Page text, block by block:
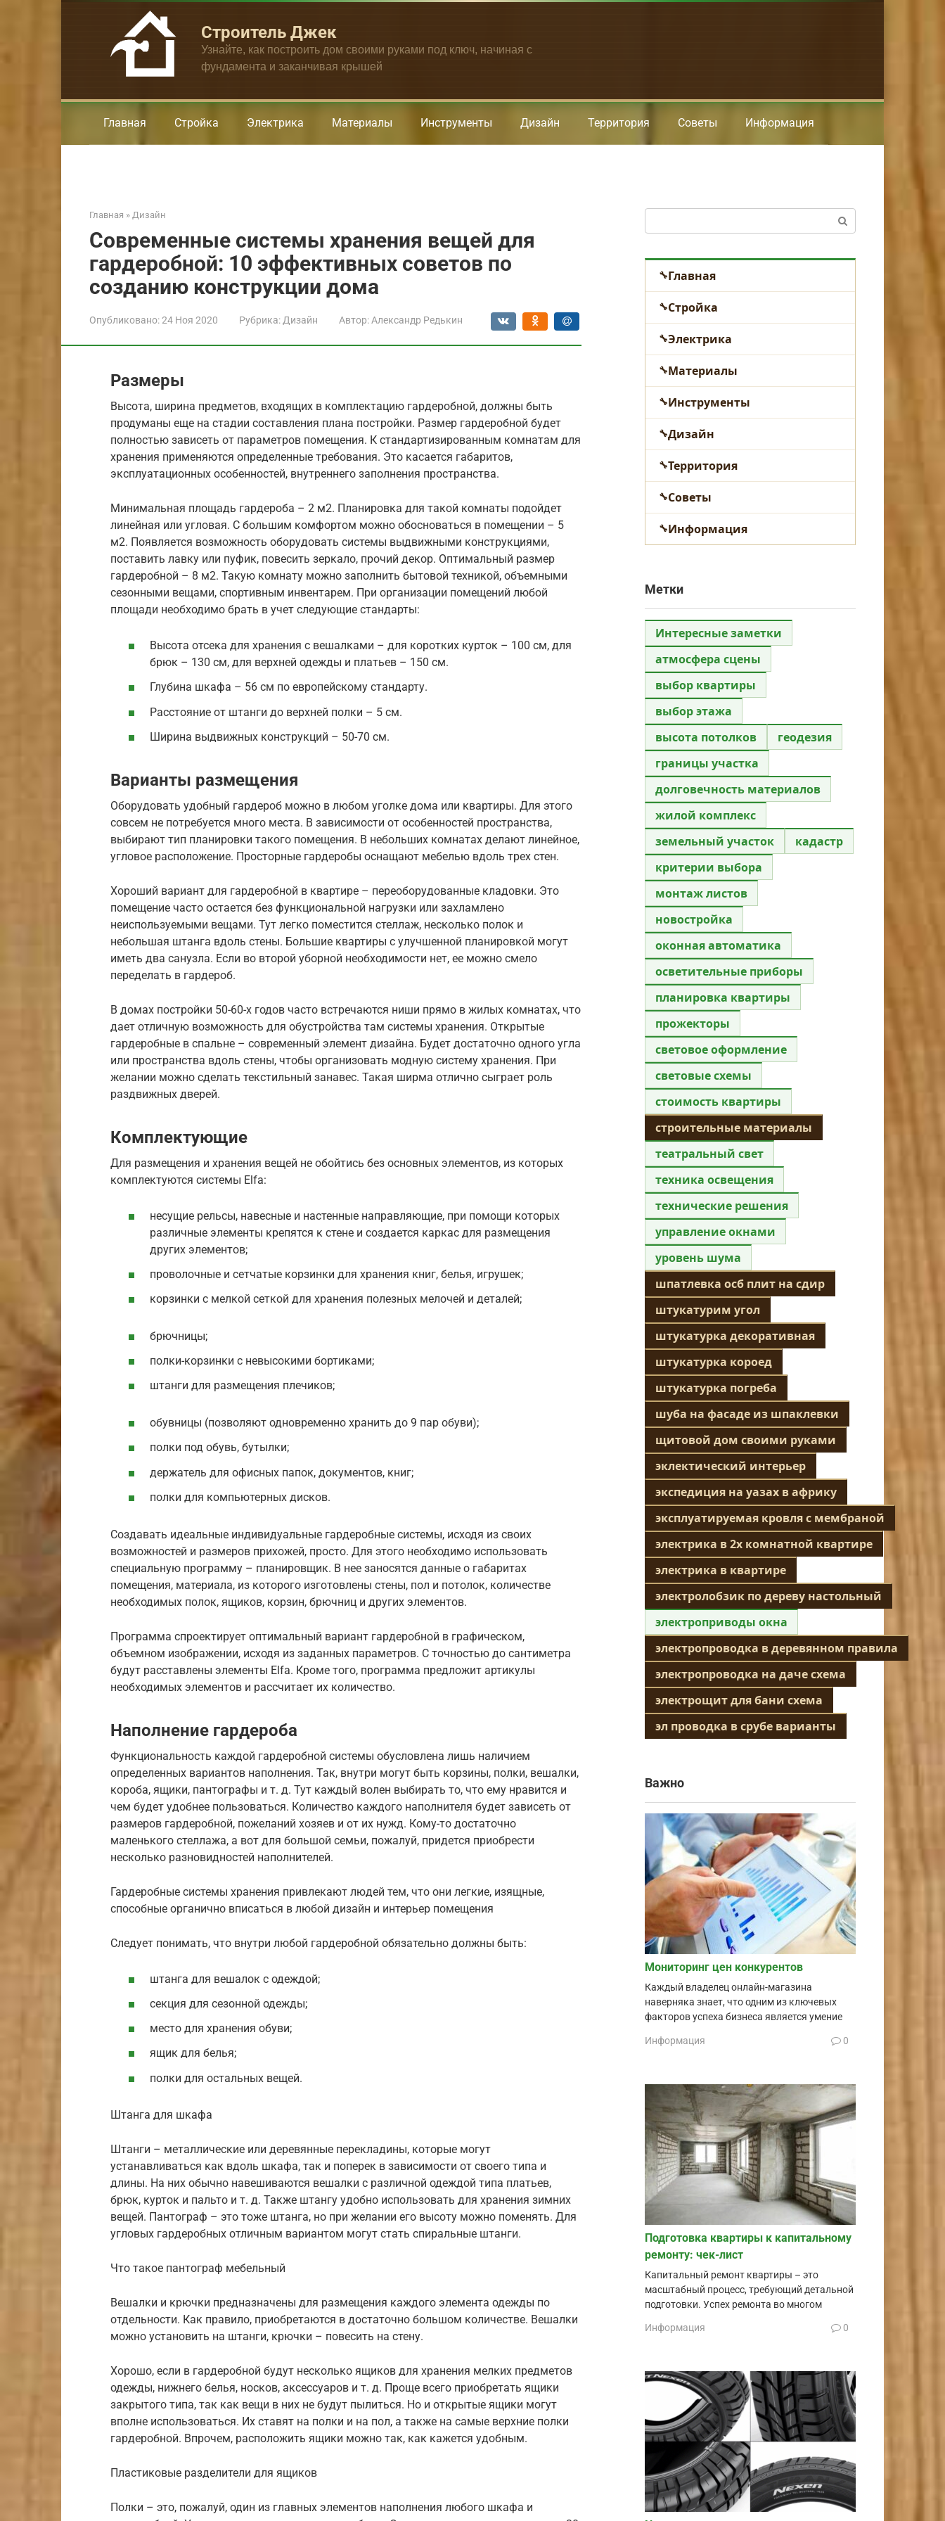
Строитель Джек
Узнайте, как построить дом своими руками под ключ, начиная с
фундамента и заканчивая крышей
Главная Стройка Электрика Материалы Инструменты Дизайн Территория Советы Информация
Главная » Дизайн
Современные системы хранения вещей для
гардеробной: 10 эффективных советов по
созданию конструкции дома
Опубликовано:24 Ноя 2020 Рубрика: Дизайн Автор: Александр Редькин
Размеры
Высота, ширина предметов, входящих в комплектацию гардеробной, должны быть
продуманы еще на стадии составления плана постройки. Размер гардеробной будет
полностью зависеть от параметров помещения. К стандартизированным комнатам для
хранения применяются определенные требования. Это касается габаритов,
эксплуатационных особенностей, внутреннего заполнения пространства.
Минимальная площадь гардероба – 2 м2. Планировка для такой комнаты подойдет
линейная или угловая. С большим комфортом можно обосноваться в помещении – 5
м2. Появляется возможность оборудовать системы выдвижными конструкциями,
поставить лавку или пуфик, повесить зеркало, прочий декор. Оптимальный размер
гардеробной – 8 м2. Такую комнату можно заполнить бытовой техникой, объемными
сезонными вещами, спортивным инвентарем. При организации помещений любой
площади необходимо брать в учет следующие стандарты:
Высота отсека для хранения с вешалками – для коротких курток – 100 см, для
брюк – 130 см, для верхней одежды и платьев – 150 см.
Глубина шкафа – 56 см по европейскому стандарту.
Расстояние от штанги до верхней полки – 5 см.
Ширина выдвижных конструкций – 50-70 см.
Варианты размещения
Оборудовать удобный гардероб можно в любом уголке дома или квартиры. Для этого
совсем не потребуется много места. В зависимости от особенностей пространства,
выбирают тип планировки такого помещения. В небольших комнатах делают линейное,
угловое расположение. Просторные гардеробы оснащают мебелью вдоль трех стен.
Хороший вариант для гардеробной в квартире – переоборудованные кладовки. Это
помещение часто остается без функциональной нагрузки или захламлено
неиспользуемыми вещами. Тут легко поместится стеллаж, несколько полок и
небольшая штанга вдоль стены. Большие квартиры с улучшенной планировкой могут
иметь два санузла. Если во второй уборной необходимости нет, ее можно смело
переделать в гардероб.
В домах постройки 50-60-х годов часто встречаются ниши прямо в жилых комнатах, что
дает отличную возможность для обустройства там системы хранения. Открытые
гардеробные в спальне – современный элемент дизайна. Будет достаточно одного угла
или пространства вдоль стены, чтобы организовать модную систему хранения. При
желании можно сделать текстильный занавес. Такая ширма отлично сыграет роль
раздвижных дверей.
Комплектующие
Для размещения и хранения вещей не обойтись без основных элементов, из которых
комплектуются системы Elfa:
несущие рельсы, навесные и настенные направляющие, при помощи которых
различные элементы крепятся к стене и создается каркас для размещения
других элементов;
проволочные и сетчатые корзинки для хранения книг, белья, игрушек;
корзинки с мелкой сеткой для хранения полезных мелочей и деталей;
брючницы;
полки-корзинки с невысокими бортиками;
штанги для размещения плечиков;
обувницы (позволяют одновременно хранить до 9 пар обуви);
полки под обувь, бутылки;
держатель для офисных папок, документов, книг;
полки для компьютерных дисков.
Создавать идеальные индивидуальные гардеробные системы, исходя из своих
возможностей и размеров прихожей, просто. Для этого необходимо использовать
специальную программу – планировщик. В нее заносятся данные о габаритах
помещения, материала, из которого изготовлены стены, пол и потолок, количестве
необходимых полок, ящиков, корзин, брючниц и других элементов.
Программа спроектирует оптимальный вариант гардеробной в графическом,
объемном изображении, исходя из заданных параметров. С точностью до сантиметра
будут расставлены элементы Elfa. Кроме того, программа предложит артикулы
необходимых элементов и рассчитает их количество.
Наполнение гардероба
Функциональность каждой гардеробной системы обусловлена лишь наличием
определенных вариантов наполнения. Так, внутри могут быть корзины, полки, вешалки,
короба, ящики, пантографы и т. д. Тут каждый волен выбирать то, что ему нравится и
чем будет удобнее пользоваться. Количество каждого наполнителя будет зависеть от
размеров гардеробной, пожеланий хозяев и от их нужд. Кому-то достаточно
маленького стеллажа, а вот для большой семьи, пожалуй, придется приобрести
несколько разновидностей наполнителей.
Гардеробные системы хранения привлекают людей тем, что они легкие, изящные,
способные органично вписаться в любой дизайн и интерьер помещения
Следует понимать, что внутри любой гардеробной обязательно должны быть:
штанга для вешалок с одеждой;
секция для сезонной одежды;
место для хранения обуви;
ящик для белья;
полки для остальных вещей.
Штанга для шкафа
Штанги – металлические или деревянные перекладины, которые могут
устанавливаться как вдоль шкафа, так и поперек в зависимости от своего типа и
длины. На них обычно навешиваются вешалки с различной одеждой типа платьев,
брюк, курток и пальто и т. д. Также штангу удобно использовать для хранения зимних
вещей. Пантограф – это тоже штанга, но при желании его высоту можно поменять. Для
угловых гардеробных отличным вариантом могут стать спиральные штанги.
Что такое пантограф мебельный
Вешалки и крючки предназначены для размещения каждого элемента одежды по
отдельности. Как правило, приобретаются в достаточно большом количестве. Вешалки
можно установить на штанги, крючки – повесить на стену.
Хорошо, если в гардеробной будут несколько ящиков для хранения мелких предметов
одежды, нижнего белья, носков, аксессуаров и т. д. Проще всего приобретать ящики
закрытого типа, так как вещи в них не будут пылиться. Но и открытые ящики могут
вполне использоваться. Их ставят на полки и на пол, а также на самые верхние полки
гардеробной. Впрочем, расположить ящики можно так, как кажется удобным.
Пластиковые разделители для ящиков
Полки – это, пожалуй, один из главных элементов наполнения любого шкафа и
Главная
Стройка
Электрика
Материалы
Инструменты
Дизайн
Территория
Советы
Информация
Метки
Интересные заметки
атмосфера сцены
выбор квартиры
выбор этажа
высота потолков
геодезия
границы участка
долговечность материалов
жилой комплекс
земельный участок
кадастр
критерии выбора
монтаж листов
новостройка
оконная автоматика
осветительные приборы
планировка квартиры
прожекторы
световое оформление
световые схемы
стоимость квартиры
строительные материалы
театральный свет
техника освещения
технические решения
управление окнами
уровень шума
шпатлевка осб плит на сдир
штукатурим угол
штукатурка декоративная
штукатурка короед
штукатурка погреба
шуба на фасаде из шпаклевки
щитовой дом своими руками
эклектический интерьер
экспедиция на уазах в африку
эксплуатируемая кровля с мембраной
электрика в 2х комнатной квартире
электрика в квартире
электролобзик по дереву настольный
электроприводы окна
электропроводка в деревянном правила
электропроводка на даче схема
электрощит для бани схема
эл проводка в срубе варианты
Важно
Мониторинг цен конкурентов
Каждый владелец онлайн-магазина
наверняка знает, что одним из ключевых
факторов успеха бизнеса является умение
Информация 0
Подготовка квартиры к капитальному
ремонту: чек-лист
Капитальный ремонт квартиры – это
масштабный процесс, требующий детальной
подготовки. Успех ремонта во многом
Информация 0